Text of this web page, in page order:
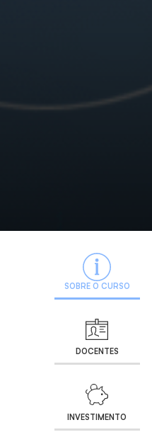
SOBRE O CURSO
DOCENTES
INVESTIMENTO